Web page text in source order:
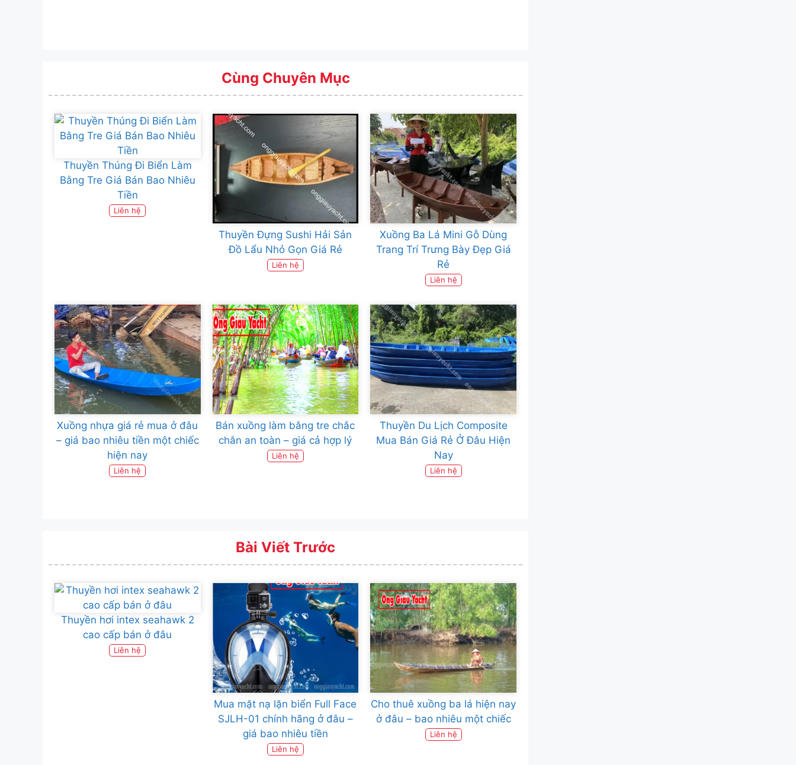
Cùng Chuyên Mục
Thuyền Thúng Đi Biển Làm
Bằng Tre Giá Bán Bao Nhiêu
Tiền
Liên hệ
Thuyền Đựng Sushi Hải Sản
Đồ Lẩu Nhỏ Gọn Giá Rẻ
Liên hệ
Xuồng Ba Lá Mini Gỗ Dùng
Trang Trí Trưng Bày Đẹp Giá
Rẻ
Liên hệ
Xuồng nhựa giá rẻ mua ở đâu
– giá bao nhiêu tiền một chiếc
hiện nay
Liên hệ
Bán xuồng làm bằng tre chắc
chắn an toàn – giá cả hợp lý
Liên hệ
Thuyền Du Lịch Composite
Mua Bán Giá Rẻ Ở Đâu Hiện
Nay
Liên hệ
Bài Viết Trước
Thuyền hơi intex seahawk 2
cao cấp bán ở đâu
Liên hệ
Mua mặt nạ lặn biển Full Face
SJLH-01 chính hãng ở đâu –
giá bao nhiêu tiền
Liên hệ
Cho thuê xuồng ba lá hiện nay
ở đâu – bao nhiêu một chiếc
Liên hệ